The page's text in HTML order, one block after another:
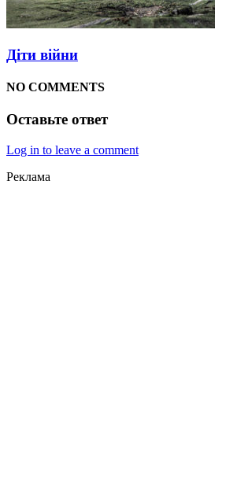
Діти війни
NO COMMENTS
Оставьте ответ
Log in to leave a comment
Реклама